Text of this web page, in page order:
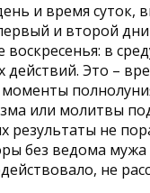
и время суток,
и второй
в
действий. Это –
или молитвы
результаты не
без ведома
не